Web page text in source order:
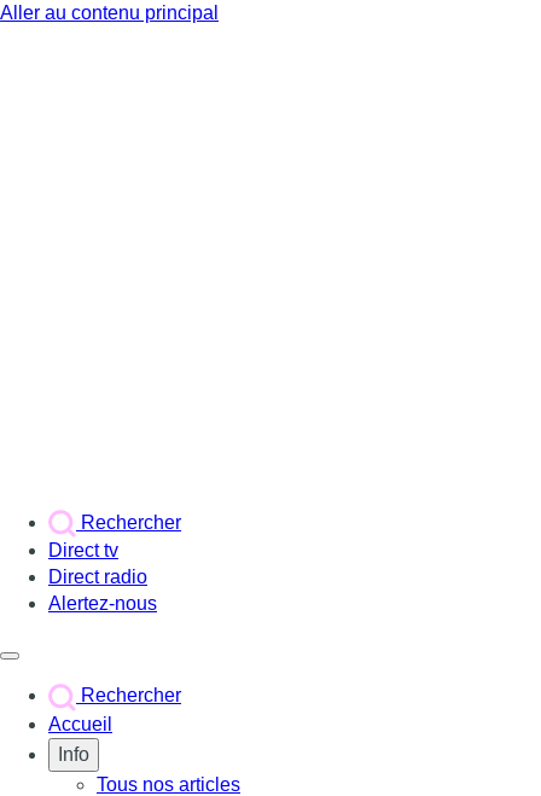
Aller au contenu principal
Rechercher
Direct tv
Direct radio
Alertez-nous
Rechercher
Accueil
Info
Tous nos articles